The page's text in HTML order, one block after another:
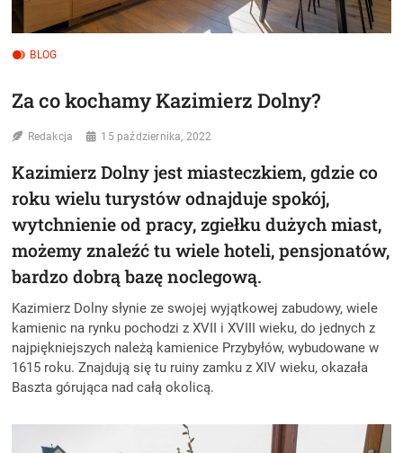
BLOG
Za co kochamy Kazimierz Dolny?
Redakcja 15 października, 2022
Kazimierz Dolny jest miasteczkiem, gdzie co
roku wielu turystów odnajduje spokój,
wytchnienie od pracy, zgiełku dużych miast,
możemy znaleźć tu wiele hoteli, pensjonatów,
bardzo dobrą bazę noclegową.
Kazimierz Dolny słynie ze swojej wyjątkowej zabudowy, wiele
kamienic na rynku pochodzi z XVII i XVIII wieku, do jednych z
najpiękniejszych należą kamienice Przybyłów, wybudowane w
1615 roku. Znajdują się tu ruiny zamku z XIV wieku, okazała
Baszta górująca nad całą okolicą.